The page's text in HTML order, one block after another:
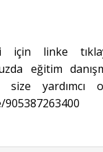
için linke
eğitim
yardımcı